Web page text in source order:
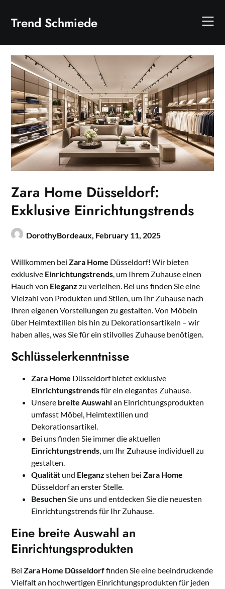
content
Trend Schmiede
Zara Home Düsseldorf:
Exklusive Einrichtungstrends
DorothyBordeaux, February 11, 2025
Willkommen beiZara Home Düsseldorf! Wir bieten
exklusive Einrichtungstrends, um Ihrem Zuhause einen
Hauch von Eleganz zu verleihen. Bei uns finden Sie eine
Vielzahl von Produkten und Stilen, um Ihr Zuhause nach
Ihren eigenen Vorstellungen zu gestalten. Von Möbeln
über Heimtextilien bis hin zu Dekorationsartikeln – wir
haben alles, was Sie für ein stilvolles Zuhause benötigen.
Schlüsselerkenntnisse
Zara Home Düsseldorf bietet exklusive
Einrichtungstrendsfür ein elegantes Zuhause.
Unsere breite Auswahlan Einrichtungsprodukten
umfasst Möbel, Heimtextilien und
Dekorationsartikel.
Bei uns finden Sie immer die aktuellen
Einrichtungstrends, um Ihr Zuhause individuell zu
gestalten.
Qualität und Eleganz stehen beiZara Home
Düsseldorf an erster Stelle.
BesuchenSie uns und entdecken Sie die neuesten
Einrichtungstrends für Ihr Zuhause.
Eine breite Auswahl an
Einrichtungsprodukten
BeiZara Home Düsseldorffinden Sie eine beeindruckende
Vielfalt an hochwertigen Einrichtungsprodukten für jeden